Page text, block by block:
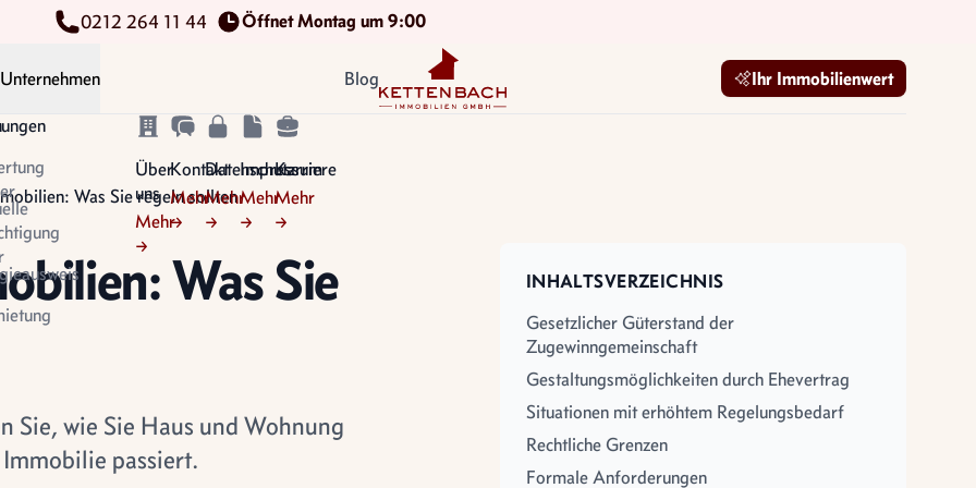
0212 264 11 44
Öffnet Montag um 9:00
Unternehmen
Über
uns
Mehr
→
Kontakt
Mehr
→
Datenschutz
Mehr
→
Impressum
Mehr
→
Karriere
Mehr
→
Blog Kettenbach Immobilien GmbH Ihr Immobilienwert
Was Sie regeln sollten
Was Sie
Sie, wie Sie Haus und Wohnung
passiert.
INHALTSVERZEICHNIS
Gesetzlicher Güterstand der
Zugewinngemeinschaft
Gestaltungsmöglichkeiten durch Ehevertrag
Situationen mit erhöhtem Regelungsbedarf
Rechtliche Grenzen
Formale Anforderungen